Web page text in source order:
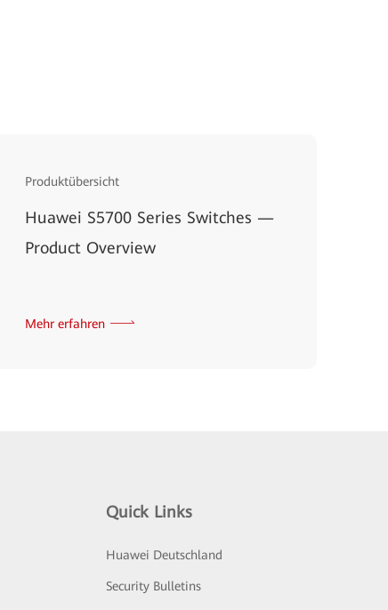
Produktübersicht
Huawei S5700 Series Switches —
Product Overview
Mehr erfahren
Quick Links
Huawei Deutschland
Security Bulletins